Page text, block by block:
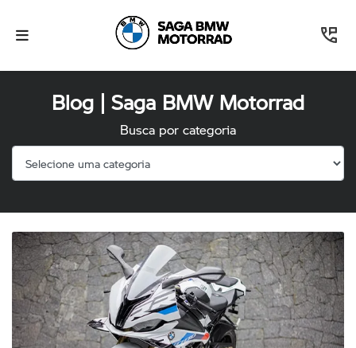
Blog | Saga BMW Motorrad
Busca por categoria